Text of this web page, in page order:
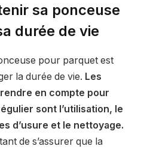
sa ponceuse
durée de vie
pour parquet est
la durée de vie. Les
en compte pour
sont l’utilisation, le
d’usure et le nettoyage.
de s’assurer que la